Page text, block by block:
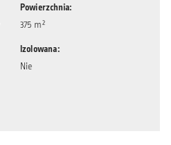
Powierzchnia
375 m²
Izolowana
Nie